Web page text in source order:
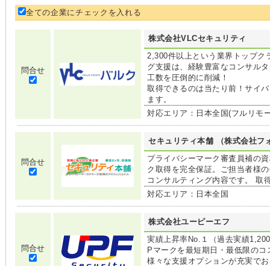
全ての企業にチェックを入れる
問合せ
株式会社VLCセキュリティ
2,300件以上という業界トップク
グ支援は、経験豊富なコンサル
工数を圧倒的に削減！
取得できるのは当たり前！サイ
ます。
対応エリア：日本全国(フルリモ
問合せ
セキュリティ本舗 （株式会社フ
プライバシーマーク審査員補の
ク取得を完全保証。ご担当者様
コンサルティング内容です。 取
対応エリア：日本全国
問合せ
株式会社ユーピーエフ
実績上昇率No.１（過去実績
Pマークを最短期日・最低限の
様々な支援オプションが充実で